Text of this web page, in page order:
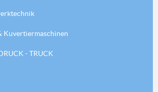
Kuvertiermaschinen
- TRUCK